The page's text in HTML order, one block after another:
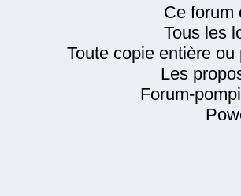
Ce forum
Tous les
Toute copie entière
Les
Forum-